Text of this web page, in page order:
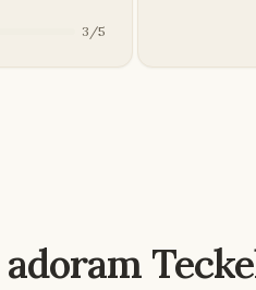
3 /5
adoram